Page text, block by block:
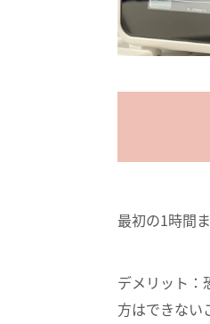
最初の1時間
デメリット：
方はできない